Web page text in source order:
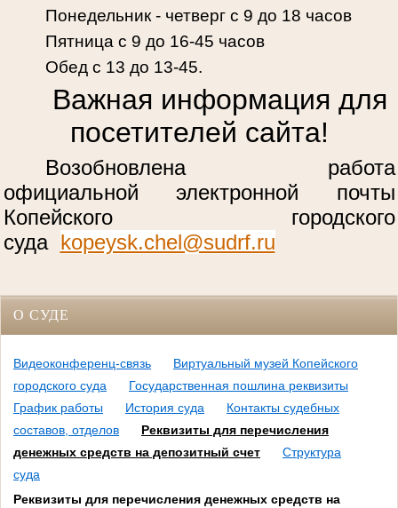
Понедельник - четверг с 9 до 18 часов
Пятница с 9 до 16-45 часов
Обед с 13 до 13-45.
Важная информация для
посетителей сайта!
Возобновлена работа
официальной электронной почты
Копейского городского
суда kopeysk.chel@sudrf.ru
О СУДЕ
Видеоконференц-связь
Виртуальный музей Копейского
городского суда
Государственная пошлина реквизиты
График работы
История суда
Контакты судебных
составов, отделов
Реквизиты для перечисления
денежных средств на депозитный счет
Структура
суда
Реквизиты для перечисления денежных средств на